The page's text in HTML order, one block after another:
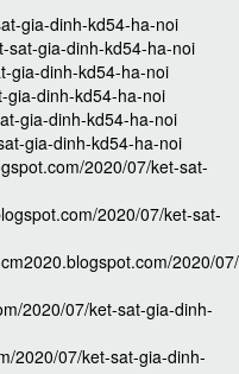
gia-dinh-kd54-ha-noi
sat-gia-dinh-kd54-ha-noi
gia-dinh-kd54-ha-noi
gia-dinh-kd54-ha-noi
gia-dinh-kd54-ha-noi
gia-dinh-kd54-ha-noi
2020/07/ket-sat-
2020/07/ket-sat-
2020/
2020/07/ket-sat-gia-dinh-
2020/07/ket-sat-gia-dinh-